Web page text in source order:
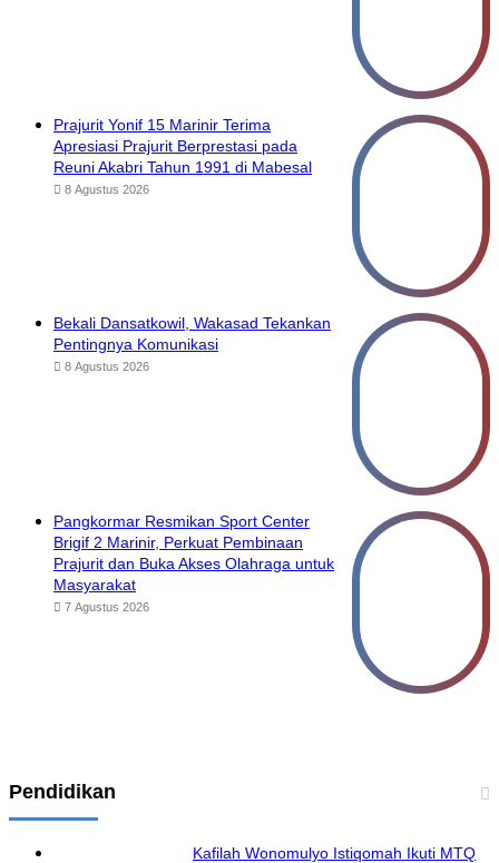
Prajurit Yonif 15 Marinir Terima
Apresiasi Prajurit Berprestasi pada
Reuni Akabri Tahun 1991 di Mabesal
8 Agustus 2026
Bekali Dansatkowil, Wakasad Tekankan
Pentingnya Komunikasi
8 Agustus 2026
Pangkormar Resmikan Sport Center
Brigif 2 Marinir, Perkuat Pembinaan
Prajurit dan Buka Akses Olahraga untuk
Masyarakat
7 Agustus 2026
Pendidikan
Kafilah Wonomulyo Istiqomah Ikuti MTQ